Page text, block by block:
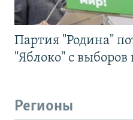
Партия "Родина"
"Яблоко" с выборов
Регионы